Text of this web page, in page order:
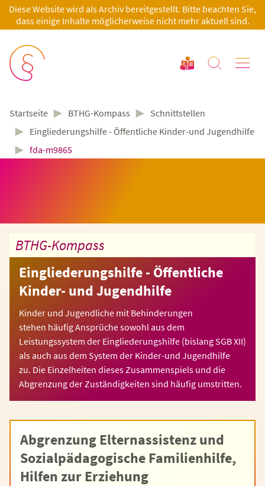
Diese Website wird als Archiv bereitgestellt. Bitte beachten Sie,
dass einige Inhalte möglicherweise nicht mehr aktuell sind.
Startseite ► BTHG-Kompass ► Schnittstellen
► Eingliederungshilfe - Öffentliche Kinder-und Jugendhilfe
► fda-m9865
BTHG-Kompass
Eingliederungshilfe - Öffentliche
Kinder- und Jugendhilfe
Kinder und Jugendliche mit Behinderungen
stehen häufig Ansprüche sowohl aus dem
Leistungssystem der Eingliederungshilfe (bislang SGB XII)
als auch aus dem System der Kinder-und Jugendhilfe
zu. Die Einzelheiten dieses Zusammenspiels und die
Abgrenzung der Zuständigkeiten sind häufig umstritten.
Abgrenzung Elternassistenz und
Sozialpädagogische Familienhilfe,
Hilfen zur Erziehung